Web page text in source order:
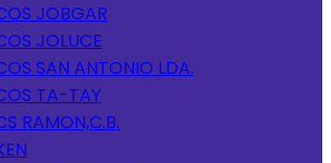
JOBGAR
JOLUCE
SAN ANTONIO LDA.
TA-TAY
RAMON,C.B.